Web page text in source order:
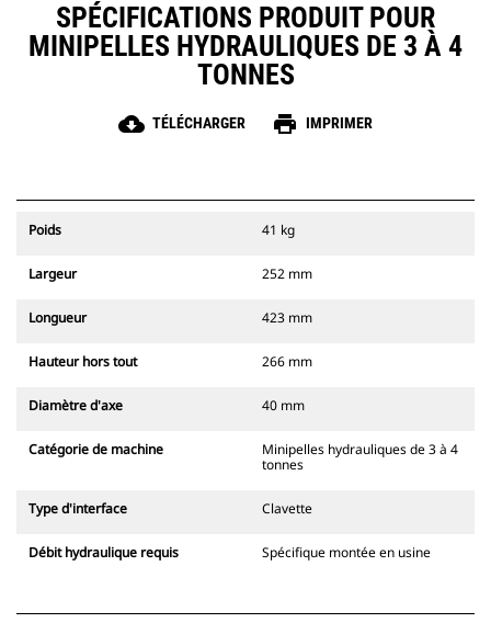
SPÉCIFICATIONS PRODUIT POUR
MINIPELLES HYDRAULIQUES DE 3 À 4
TONNES
cloud_download TÉLÉCHARGER print IMPRIMER
Poids 41 kg
Largeur 252 mm
Longueur 423 mm
Hauteur hors tout 266 mm
Diamètre d'axe 40 mm
Catégorie de machine
Minipelles hydrauliques de 3 à 4
tonnes
Type d'interface Clavette
Débit hydraulique requis Spécifique montée en usine